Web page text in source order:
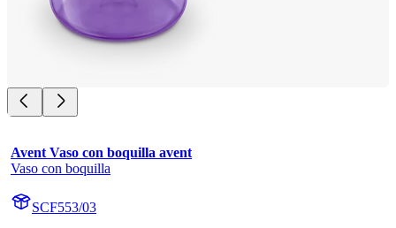
Avent Vaso con boquilla avent
Vaso con boquilla
SCF553/03